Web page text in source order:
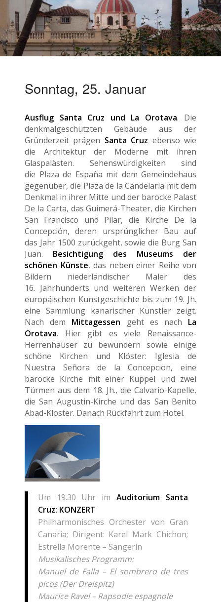
Sonntag, 25. Januar
Ausflug Santa Cruz und La Orotava. Die
denkmalgeschützten Gebäude aus der
Gründerzeit prägen Santa Cruz ebenso wie
die Architektur der Moderne mit ihren
Glaspalästen. Sehenswürdigkeiten sind
die Plaza de España mit dem Gemeindehaus
gegenüber, die Plaza de la Candelaria mit dem
Denkmal in ihrer Mitte und der barocke Palast
De la Carta, das Guimerá-Theater, die Kirchen
San Francisco und Pilar, die Kirche De la
Concepción, deren ursprünglicher Bau auf
das Jahr 1500 zurückgeht, sowie die Burg San
Juan. Besichtigung des Museums der
schönen Künste, das neben einer Reihe von
Bildern niederländischer Maler des
16. Jahrhunderts und weiteren Werken der
europäischen Kunstgeschichte bis zum 19. Jh.
eine Sammlung kanarischer Künstler zeigt.
Nach dem Mittagessen geht es nach La
Orotava. Hier gibt es viele Renaissance-
Herrenhäuser zu bewundern sowie einige
schöne Kirchen und Klöster: Iglesia de
Nuestra Señora de la Concepcion, eine
barocke Kirche mit einer Kuppel und zwei
Türmen aus dem 18. Jh., die Calvario-Kapelle,
die San Augustin-Kirche und das San Benito
Abad-Kloster. Danach Rückfahrt zum Hotel.
Um 19.30 Uhr im Auditorium Santa
Cruz: KONZERT
Philharmonisches Orchester von Gran
Canaria; Dirigent: Karel Mark Chichon;
Estrella Morente – Sängerin
Musikalisches Programm:
Manuel de Falla – El sombrero de tres
picos (Der Dreispitz)
Maurice Ravel –Rapsodie espagnole